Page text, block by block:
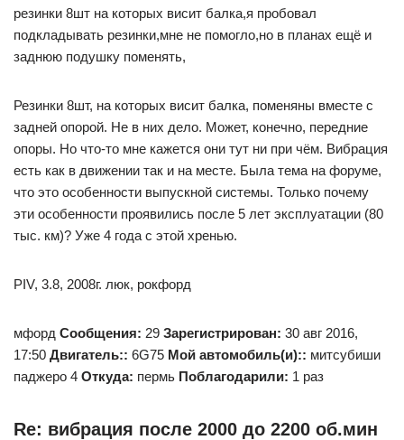
резинки 8шт на которых висит балка,я пробовал
подкладывать резинки,мне не помогло,но в планах ещё и
заднюю подушку поменять,
Резинки 8шт, на которых висит балка, поменяны вместе с
задней опорой. Не в них дело. Может, конечно, передние
опоры. Но что-то мне кажется они тут ни при чём. Вибрация
есть как в движении так и на месте. Была тема на форуме,
что это особенности выпускной системы. Только почему
эти особенности проявились после 5 лет эксплуатации (80
тыс. км)? Уже 4 года с этой хренью.
PIV, 3.8, 2008г. люк, рокфорд
мфорд Сообщения: 29 Зарегистрирован: 30 авг 2016,
17:50 Двигатель:: 6G75 Мой автомобиль(и):: митсубиши
паджеро 4 Откуда: пермь Поблагодарили: 1 раз
Re: вибрация после 2000 до 2200 об.мин